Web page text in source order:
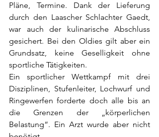
Pläne, Termine. Dank der Lieferung
durch den Laascher Schlachter Gaedt,
war auch der kulinarische Abschluss
gesichert. Bei den Oldies gilt aber ein
Grundsatz, keine Geselligkeit ohne
sportliche Tätigkeiten.
Ein sportlicher Wettkampf mit drei
Disziplinen, Stufenleiter, Lochwurf und
Ringewerfen forderte doch alle bis an
die Grenzen der „körperlichen
Belastung“. Ein Arzt wurde aber nicht